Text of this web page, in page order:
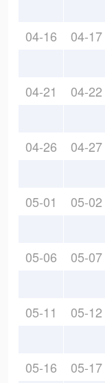
04-16 04-17
04-21 04-22
04-26 04-27
05-01 05-02
05-06 05-07
05-11 05-12
05-16 05-17